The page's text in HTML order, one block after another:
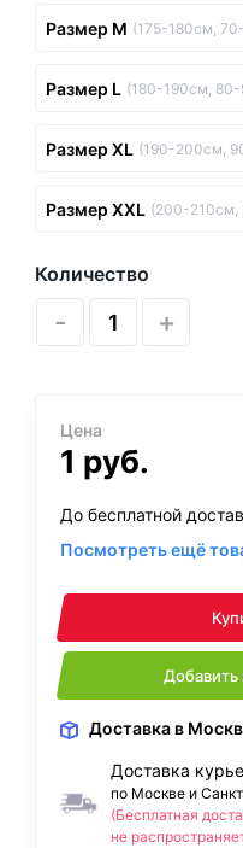
Размер M (175-180см,
Размер L (180-190см, 80-
Размер XL (190-200см,
Размер XXL (200-210см,
Количество
- +
Цена
1 руб.
До бесплатной
Посмотреть ещё
Добавить
Доставка в
Доставка
по Москве и
(Бесплатная
не